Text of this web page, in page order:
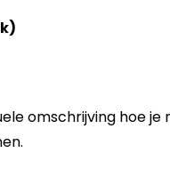
omschrijving hoe je